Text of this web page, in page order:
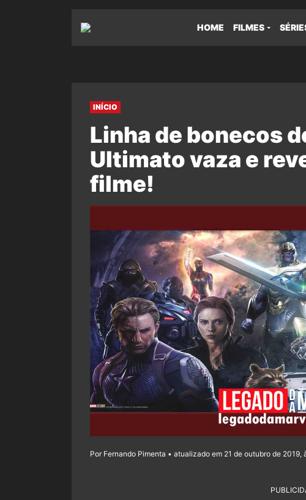
HOME FILMES
INÍCIO
Linha de bonecos
Ultimato vaza e
filme!
Por Fernando Pimenta • atualizado em 21 de outubro de 2019,